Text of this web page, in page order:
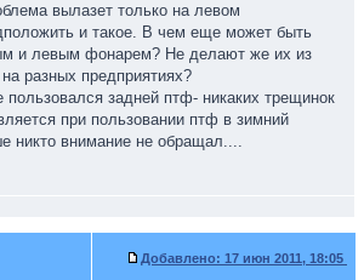
вылазет только на левом
и такое. В чем еще может быть
и левым фонарем? Не делают же их из
разных предприятиях?
пользовался задней птф- никаких трещинок
при пользовании птф в зимний
никто внимание не обращал....
Добавлено: 17 июн 2011, 18:05